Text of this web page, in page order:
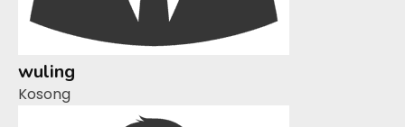
wuling
Kosong